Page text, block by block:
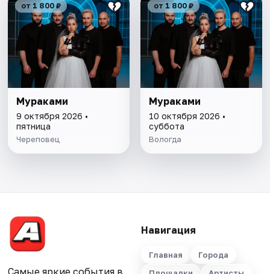
от 1 800 ₽
Мураками
9 октября 2026 •
пятница
Череповец
от 1 800 ₽
Мураками
10 октября 2026 •
суббота
Вологда
Самые яркие события в
Навигация
Главная
Города